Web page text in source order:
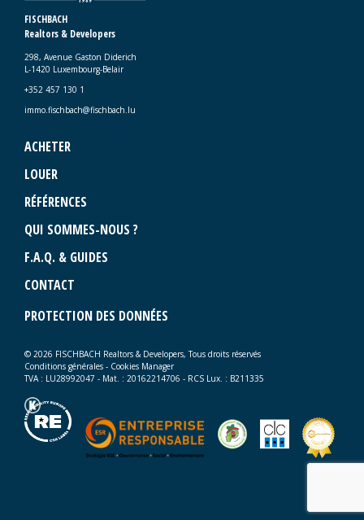
FISCHBACH
Realtors & Developers
298, Avenue Gaston Diderich
L-1420 Luxembourg-Belair
+352 457 130 1
immo.fischbach@fischbach.lu
ACHETER
LOUER
RÉFÉRENCES
QUI SOMMES-NOUS ?
F.A.Q. & GUIDES
CONTACT
PROTECTION DES DONNÉES
© 2026 FISCHBACH Realtors & Developers, Tous droits réservés
Conditions générales - Cookies Manager
TVA : LU28992047 - Mat. : 20162214706 - RCS Lux. : B211335